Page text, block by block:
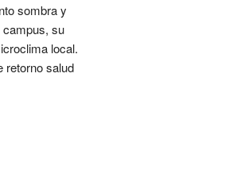
sombra y
campus, su
local.
retorno salud